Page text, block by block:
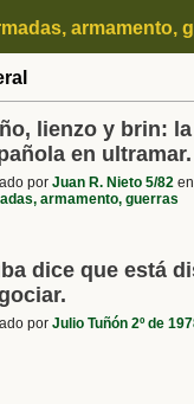
armamento,
motos, etc
lienzo y brin:
en ultramar.
porJuan R. Nieto 5/82 en
armamento, guerras
dice que está
porJulio Tuñón 2º de